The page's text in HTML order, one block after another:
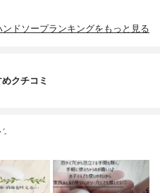
ンドソープランキングをもっと見る
クチコミ